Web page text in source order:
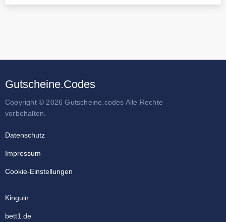
Gutscheine.Codes
Copyright © 2026 Gutscheine.codes Alle Rechte
vorbehalten.
Datenschutz
Impressum
Cookie-Einstellungen
Kinguin
bett1.de